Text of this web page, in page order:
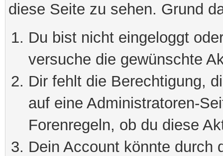
diese Seite zu sehen. Grund
Du bist nicht eingeloggt
versuche die gewünschte
Dir fehlt die Berechtigung,
auf eine Administratoren-
Forenregeln, ob du diese
Dein Account könnte durch